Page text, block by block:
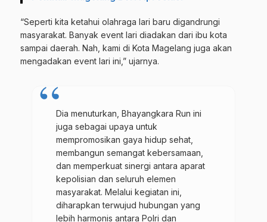
“Seperti kita ketahui olahraga lari baru digandrungi
masyarakat. Banyak event lari diadakan dari ibu kota
sampai daerah. Nah, kami di Kota Magelang juga akan
mengadakan event lari ini,” ujarnya.
Dia menuturkan, Bhayangkara Run ini
juga sebagai upaya untuk
mempromosikan gaya hidup sehat,
membangun semangat kebersamaan,
dan memperkuat sinergi antara aparat
kepolisian dan seluruh elemen
masyarakat. Melalui kegiatan ini,
diharapkan terwujud hubungan yang
lebih harmonis antara Polri dan